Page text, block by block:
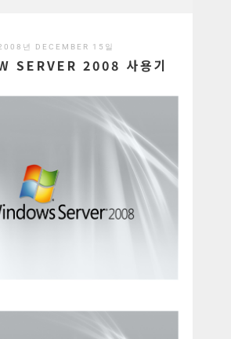
년 DECEMBER 15일
SERVER 2008 사용기